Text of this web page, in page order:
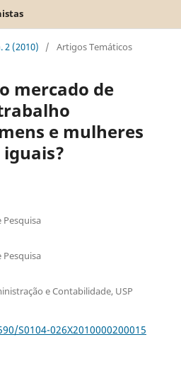
2 (2010) / Artigos Temáticos
mercado de
e mulheres
e Contabilidade, USP
S0104-026X2010000200015